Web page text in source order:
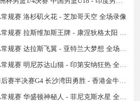
常规赛 洛杉矶火花 - 芝加哥天空 全场录像
2024年09月07日WNBA常规赛 拉斯维加斯王牌 - 康涅狄格太阳 全场录像
2024年09月07日WNBA常规赛 达拉斯飞翼 - 亚特兰大梦想 全场录像
2024年09月07日WNBA常规赛 明尼苏达山猫 - 印第安纳狂热 全场录像
2024年09月06日NBL季后赛半决赛G4 长沙湾田勇胜 - 香港金牛 全场录像
2024年09月06日WNBA常规赛 华盛顿神秘人 - 菲尼克斯水星 全场录像